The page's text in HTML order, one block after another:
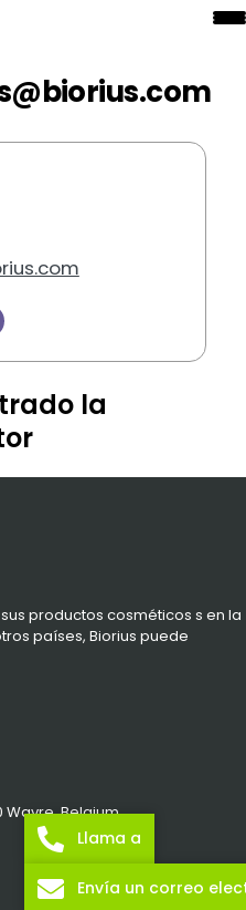
la
productos cosméticos s en la
países, Biorius puede
Wavre, Belgium
Llama a
Envía un correo